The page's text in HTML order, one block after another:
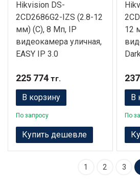
Hikvision DS-
2CD2686G2-IZS (2.8-12
мм) (C), 8 Мп, IP
видеокамера уличная,
EASY IP 3.0
225 774 тг.
В корзину
По запросу
Купить дешевле
12
В
По
1 2 3